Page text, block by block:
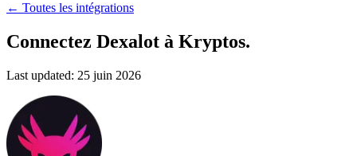
← Toutes les intégrations
Connectez Dexalot à Kryptos.
Last updated: 25 juin 2026